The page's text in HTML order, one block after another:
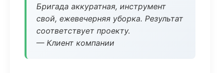
Бригада аккуратная, инструмент
свой, ежевечерняя уборка. Результат
соответствует проекту.
— Клиент компании